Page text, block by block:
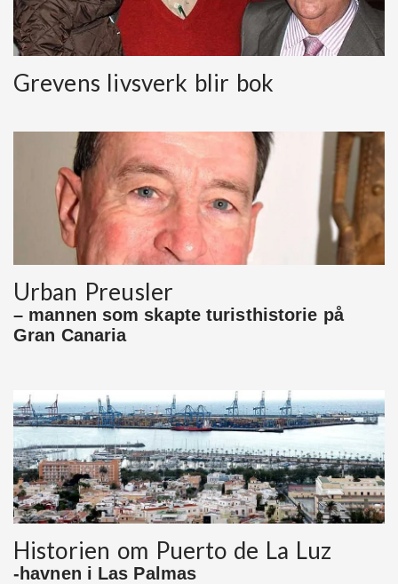
Grevens livsverk blir bok
Urban Preusler
– mannen som skapte turisthistorie på
Gran Canaria
Historien om Puerto de La Luz
-havnen i Las Palmas